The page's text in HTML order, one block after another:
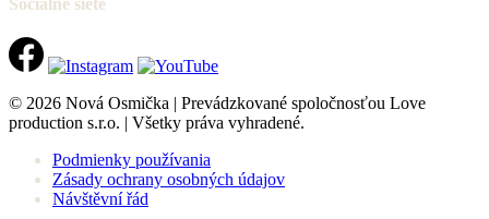
© 2026 Nová Osmička | Prevádzkované spoločnosťou Love
production s.r.o. | Všetky práva vyhradené.
Podmienky používania
Zásady ochrany osobných údajov
Návštěvní řád